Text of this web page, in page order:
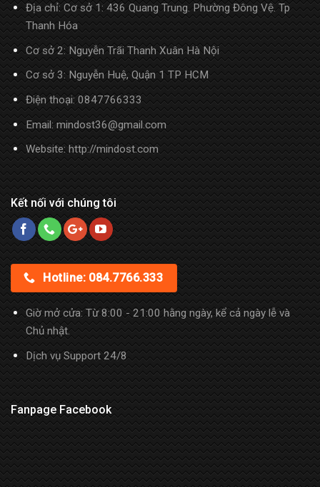
Địa chỉ: Cơ sở 1: 436 Quang Trung. Phường Đông Vệ. Tp
Thanh Hóa
Cơ sở 2: Nguyễn Trãi Thanh Xuân Hà Nội
Cơ sở 3: Nguyễn Huệ, Quận 1 TP HCM
Điện thoại:0847766333
Email: mindost36@gmail.com
Website: http://mindost.com
Kết nối với chúng tôi
Hotline: 084.7766.333
Giờ mở cửa: Từ 8:00 - 21:00 hằng ngày, kể cả ngày lễ và
Chủ nhật.
Dịch vụ Support 24/8
Fanpage Facebook